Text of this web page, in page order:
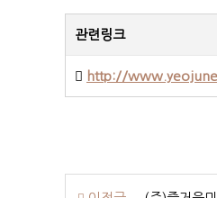
관련링크
http://